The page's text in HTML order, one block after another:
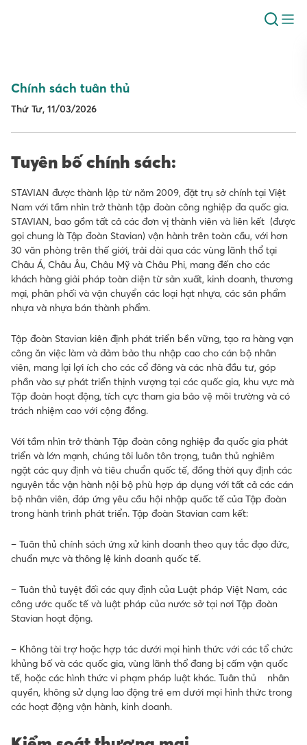
Chính sách tuân thủ
Thứ Tư, 11/03/2026
Tuyên bố chính sách:
STAVIAN được thành lập từ năm 2009, đặt trụ sở chính tại Việt
Nam với tầm nhìn trở thành tập đoàn công nghiệp đa quốc gia.
STAVIAN, bao gồm tất cả các đơn vị thành viên và liên kết (được
gọi chung là Tập đoàn Stavian) vận hành trên toàn cầu, với hơn
30 văn phòng trên thế giới, trải dài qua các vùng lãnh thổ tại
Châu Á, Châu Âu, Châu Mỹ và Châu Phi, mang đến cho các
khách hàng giải pháp toàn diện từ sản xuất, kinh doanh, thương
mại, phân phối và vận chuyển các loại hạt nhựa, các sản phẩm
nhựa và nhựa bán thành phẩm.
Tập đoàn Stavian kiên định phát triển bền vững, tạo ra hàng vạn
công ăn việc làm và đảm bảo thu nhập cao cho cán bộ nhân
viên, mang lại lợi ích cho các cổ đông và các nhà đầu tư, góp
phần vào sự phát triển thịnh vượng tại các quốc gia, khu vực mà
Tập đoàn hoạt động, tích cực tham gia bảo vệ môi trường và có
trách nhiệm cao với cộng đồng.
Với tầm nhìn trở thành Tập đoàn công nghiệp đa quốc gia phát
triển và lớn mạnh, chúng tôi luôn tôn trọng, tuân thủ nghiêm
ngặt các quy định và tiêu chuẩn quốc tế, đồng thời quy định các
nguyên tắc vận hành nội bộ phù hợp áp dụng với tất cả các cán
bộ nhân viên, đáp ứng yêu cầu hội nhập quốc tế của Tập đoàn
trong hành trình phát triển. Tập đoàn Stavian cam kết:
– Tuân thủ chính sách ứng xử kinh doanh theo quy tắc đạo đức,
chuẩn mực và thông lệ kinh doanh quốc tế.
– Tuân thủ tuyệt đối các quy định của Luật pháp Việt Nam, các
công ước quốc tế và luật pháp của nước sở tại nơi Tập đoàn
Stavian hoạt động.
– Không tài trợ hoặc hợp tác dưới mọi hình thức với các tổ chức
khủng bố và các quốc gia, vùng lãnh thổ đang bị cấm vận quốc
tế, hoặc các hình thức vi phạm pháp luật khác. Tuân thủ nhân
quyền, không sử dụng lao động trẻ em dưới mọi hình thức trong
các hoạt động vận hành, kinh doanh.